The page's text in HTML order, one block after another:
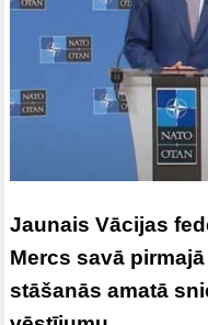
Jaunais Vācijas
Mercs savā
stāšanās amatā